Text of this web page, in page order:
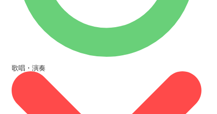
歌唱・演奏